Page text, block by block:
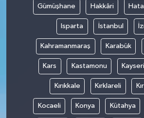
Gümüşhane Hakkâri
Isparta İstanbul
Kahramanmaraş Karabük
Kars Kastamonu Kayseri
Kırıkkale Kırklareli
Kocaeli Konya Kütahya